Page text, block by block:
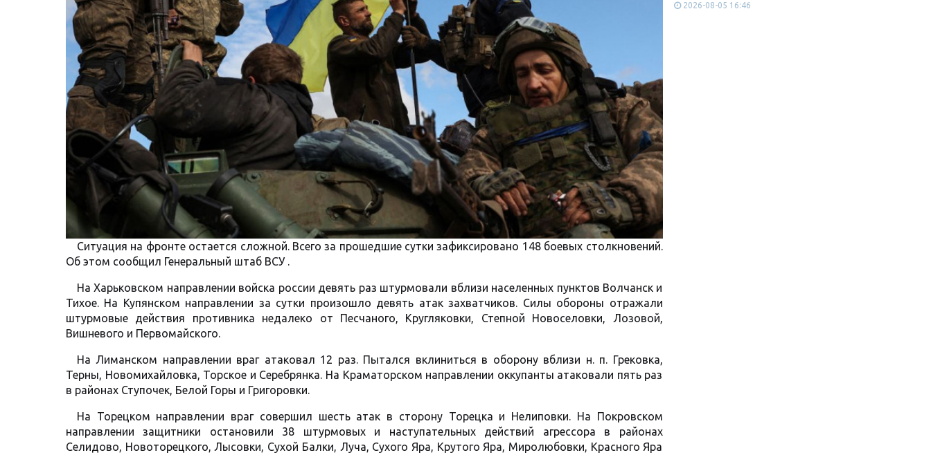
Ситуация на фронте остается сложной. Всего за прошедшие сутки зафиксировано 148 боевых столкновений.
Об этом сообщил Генеральный штаб ВСУ .
На Харьковском направлении войска россии девять раз штурмовали вблизи населенных пунктов Волчанск и
Тихое. На Купянском направлении за сутки произошло девять атак захватчиков. Силы обороны отражали
штурмовые действия противника недалеко от Песчаного, Кругляковки, Степной Новоселовки, Лозовой,
Вишневого и Первомайского.
На Лиманском направлении враг атаковал 12 раз. Пытался вклиниться в оборону вблизи н. п. Грековка,
Терны, Новомихайловка, Торское и Серебрянка. На Краматорском направлении оккупанты атаковали пять раз
в районах Ступочек, Белой Горы и Григоровки.
На Торецком направлении враг совершил шесть атак в сторону Торецка и Нелиповки. На Покровском
направлении защитники остановили 38 штурмовых и наступательных действий агрессора в районах
Селидово, Новоторецкого, Лысовки, Сухой Балки, Луча, Сухого Яра, Крутого Яра, Миролюбовки, Красного Яра
2026-08-05 16:46